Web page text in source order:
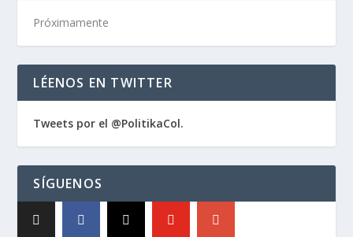
Próximamente
LÉENOS EN TWITTER
Tweets por el @PolitikaCol.
SÍGUENOS